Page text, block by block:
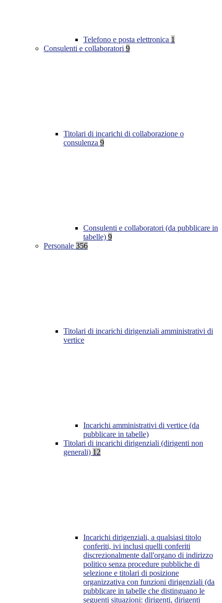
Telefono e posta elettronica 1
Consulenti e collaboratori 9
Titolari di incarichi di collaborazione o
consulenza 9
Consulenti e collaboratori (da pubblicare in
tabelle) 9
Personale 356
Titolari di incarichi dirigenziali amministrativi di
vertice
Incarichi amministrativi di vertice (da
pubblicare in tabelle)
Titolari di incarichi dirigenziali (dirigenti non
generali) 12
Incarichi dirigenziali, a qualsiasi titolo
conferiti, ivi inclusi quelli conferiti
discrezionalmente dall'organo di indirizzo
politico senza procedure pubbliche di
selezione e titolari di posizione
organizzativa con funzioni dirigenziali (da
pubblicare in tabelle che distinguano le
seguenti situazioni: dirigenti, dirigenti